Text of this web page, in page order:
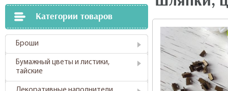
Категории товаров
Броши
Бумажный цветы и листики,
тайские